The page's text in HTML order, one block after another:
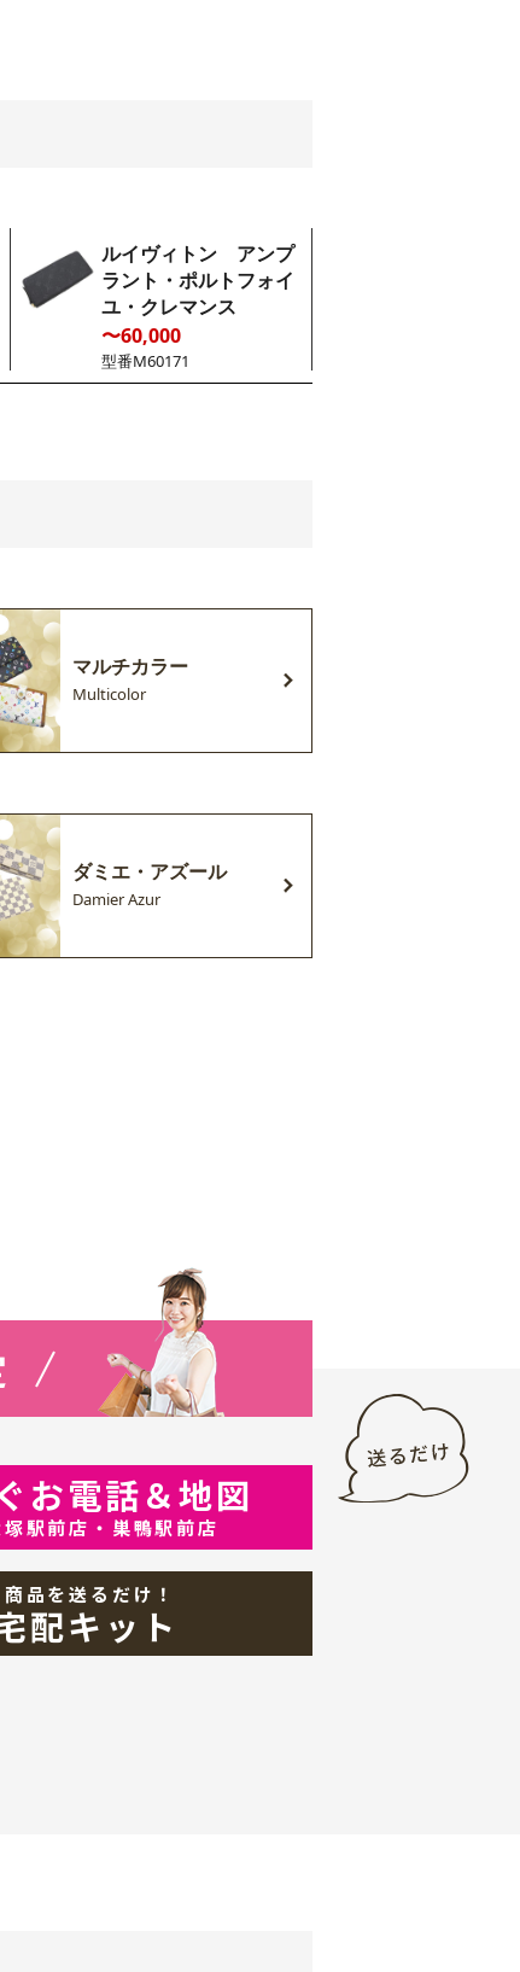
ルイヴィトン アンプ
ラント・ポルトフォイ
ユ・クレマンス
〜60,000
型番M60171
マルチカラー
Multicolor
ダミエ・アズール
Damier Azur
お電話＆地図
駅前店・巣鴨駅前店
品を送るだけ！
配キット